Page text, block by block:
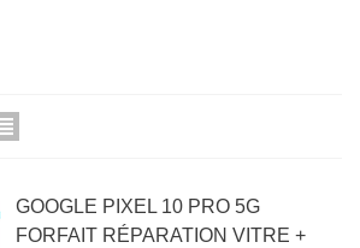
GOOGLE PIXEL 10 PRO 5G
FORFAIT RÉPARATION VITRE +